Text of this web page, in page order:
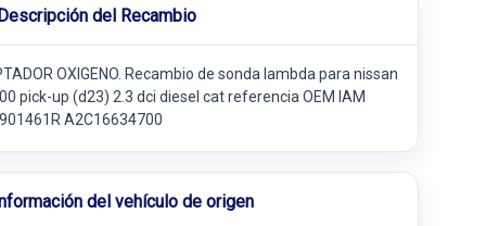
del Recambio
OXIGENO. Recambio de sonda lambda para nissan
pick-up (d23) 2.3 dci diesel cat referencia OEM IAM
A2C16634700
del vehículo de origen